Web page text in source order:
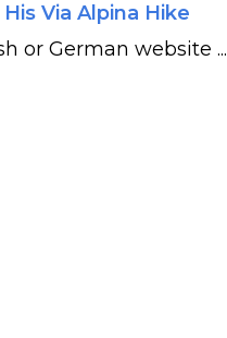
Via Alpina Hike
or German website ...